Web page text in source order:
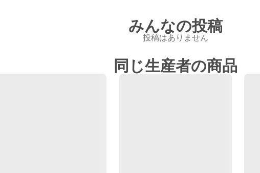
みんなの投稿
投稿はありません
同じ生産者の商品